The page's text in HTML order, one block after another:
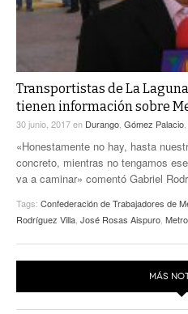
Transportistas de La
tienen información sobre
30 junio, 2017en Durango Gómez Palacio
«Honestamente no hay, hasta
concreto, mientras no tengamos
va a caminar» comentó Gabriel
Tags: Confederación de Trabajadores de
Rodríguez Villa José Rosas Aispuro
MÁS